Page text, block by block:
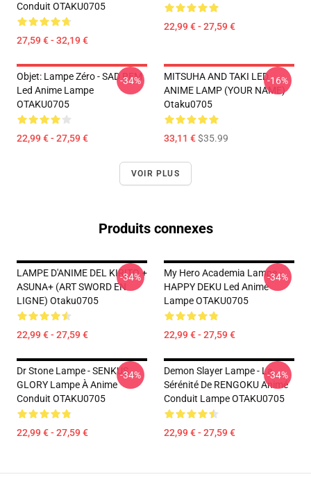
Conduit OTAKU0705
27,59 € - 32,19 €
22,99 € - 27,59 €
Objet: Lampe Zéro - SAD REM
Led Anime Lampe
OTAKU0705
22,99 € - 27,59 €
-34%
MITSUHA AND TAKI LED
ANIME LAMP (YOUR NAME)
Otaku0705
33,11 €$35.99
-16%
VOIR PLUS
Produits connexes
LAMPE D'ANIME DEL KIRITO +
ASUNA+ (ART SWORD EN
LIGNE) Otaku0705
22,99 € - 27,59 €
-34%
My Hero Academia Lampe -
HAPPY DEKU Led Anime
Lampe OTAKU0705
22,99 € - 27,59 €
-34%
Dr Stone Lampe - SENKUS
GLORY Lampe À Anime
Conduit OTAKU0705
22,99 € - 27,59 €
-34%
Demon Slayer Lampe - La
Sérénité De RENGOKU Animé
Conduit Lampe OTAKU0705
22,99 € - 27,59 €
-34%